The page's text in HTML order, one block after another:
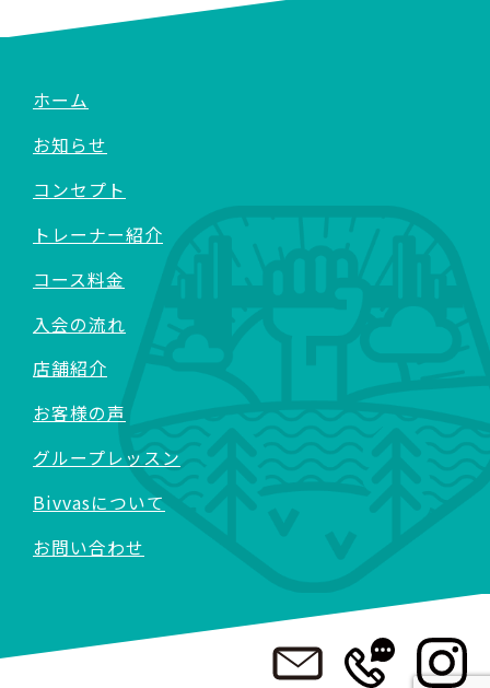
ホーム
お知らせ
コンセプト
トレーナー紹介
コース料金
入会の流れ
店舗紹介
お客様の声
グループレッスン
Bivvasについて
お問い合わせ